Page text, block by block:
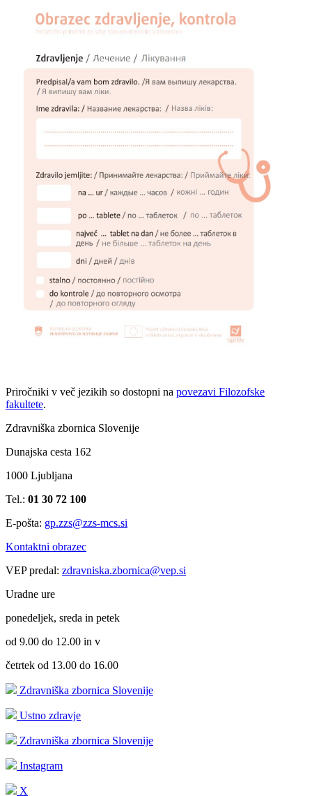
Priročniki v več jezikih so dostopni na povezavi Filozofske
fakultete.
Zdravniška zbornica Slovenije
Dunajska cesta 162
1000 Ljubljana
Tel.: 01 30 72 100
E-pošta: gp.zzs@zzs-mcs.si
Kontaktni obrazec
VEP predal: zdravniska.zbornica@vep.si
Uradne ure
ponedeljek, sreda in petek
od 9.00 do 12.00 in v
četrtek od 13.00 do 16.00
Zdravniška zbornica Slovenije
Ustno zdravje
Zdravniška zbornica Slovenije
Instagram
X